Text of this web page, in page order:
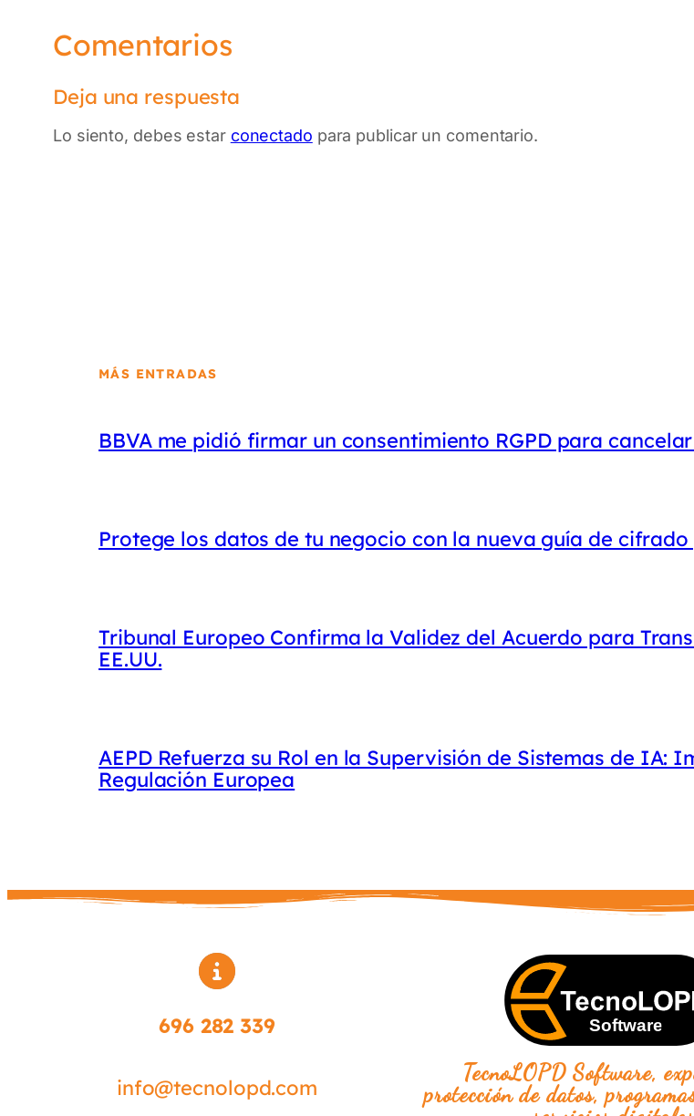
Comentarios
Deja una respuesta
Lo siento, debes estar conectado para publicar un comentario.
MÁS ENTRADAS
BBVA me pidió firmar un consentimiento RGPD para
Protege los datos de tu negocio con la nueva guía de
Tribunal Europeo Confirma la Validez del Acuerdo para
EE.UU.
AEPD Refuerza su Rol en la Supervisión de Sistemas de IA:
Regulación Europea
696 282 339
info@tecnolopd.com
TecnoLOPD Software,
protección de datos,